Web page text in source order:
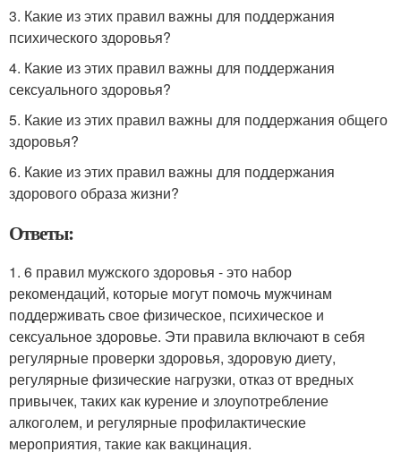
3. Какие из этих правил важны для поддержания
психического здоровья?
4. Какие из этих правил важны для поддержания
сексуального здоровья?
5. Какие из этих правил важны для поддержания общего
здоровья?
6. Какие из этих правил важны для поддержания
здорового образа жизни?
Ответы:
1. 6 правил мужского здоровья - это набор
рекомендаций, которые могут помочь мужчинам
поддерживать свое физическое, психическое и
сексуальное здоровье. Эти правила включают в себя
регулярные проверки здоровья, здоровую диету,
регулярные физические нагрузки, отказ от вредных
привычек, таких как курение и злоупотребление
алкоголем, и регулярные профилактические
мероприятия, такие как вакцинация.